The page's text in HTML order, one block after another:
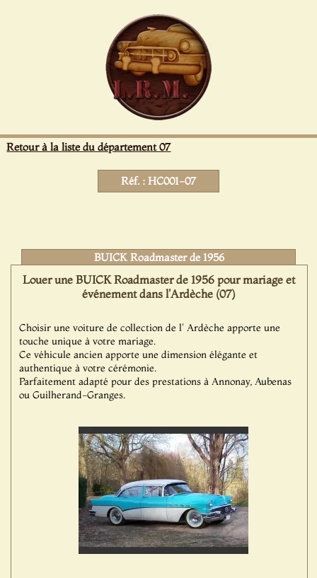
Retour à la liste du département 07
Réf. : HC001-07
BUICK Roadmaster de 1956
Louer une BUICK Roadmaster de 1956 pour mariage et
événement dans l'Ardèche (07)
Choisir une voiture de collection de l' Ardèche apporte une
touche unique à votre mariage.
Ce véhicule ancien apporte une dimension élégante et
authentique à votre cérémonie.
Parfaitement adapté pour des prestations à Annonay, Aubenas
ou Guilherand-Granges.